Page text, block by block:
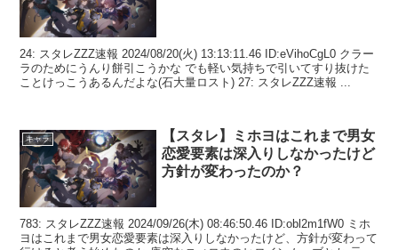
24: スタレZZZ速報 2024/08/20(火) 13:13:11.46 ID:eVihoCgL0 クラー
ラのためにうんり餅引こうかな でも軽い気持ちで引いてすり抜けた
ことけっこうあるんだよな(石大量ロスト) 27: スタレZZZ速報 ...
キャラ
【スタレ】ミホヨはこれまで男女
恋愛要素は深入りしなかったけど
方針が変わったのか？
783: スタレZZZ速報 2024/09/26(木) 08:46:50.46 ID:obl2m1fW0 ミホ
ヨはこれまで男女恋愛要素は深入りしなかったけど、方針が変わって